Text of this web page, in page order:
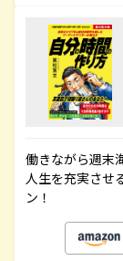
働きながら週末
人生を充実させ
ン！